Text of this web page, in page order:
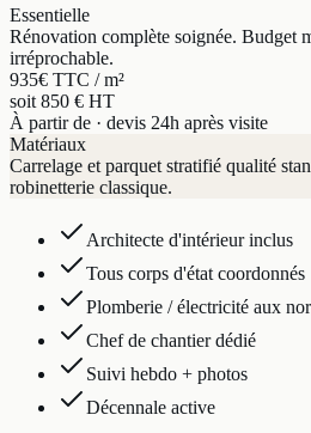
Essentielle
Rénovation complète soignée. Budget
irréprochable.
935€ TTC / m²
soit 850 € HT
À partir de · devis 24h après visite
Matériaux
Carrelage et parquet stratifié qualité
robinetterie classique.
Architecte d'intérieur inclus
Tous corps d'état coordonnés
Plomberie / électricité aux
Chef de chantier dédié
Suivi hebdo + photos
Décennale active